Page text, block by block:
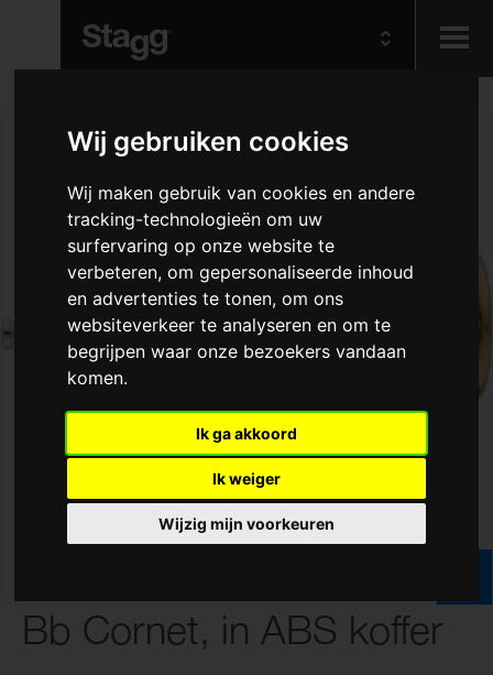
Wij gebruiken cookies
Wij maken gebruik van cookies en andere
tracking-technologieën om uw
surfervaring op onze website te
verbeteren, om gepersonaliseerde inhoud
en advertenties te tonen, om ons
websiteverkeer te analyseren en om te
begrijpen waar onze bezoekers vandaan
komen.
Ik ga akkoord
Ik weiger
Wijzig mijn voorkeuren
Audio &
Bb Cornet, in ABS koffer